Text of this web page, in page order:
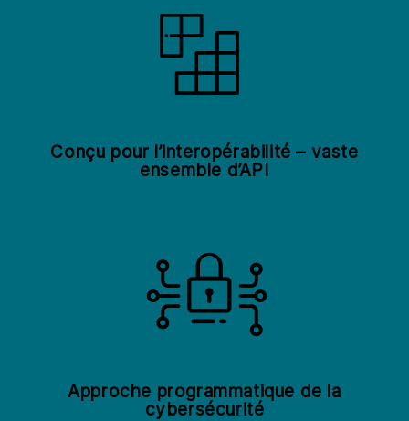
Conçu pour l’interopérabilité – vaste
ensemble d’API
Approche programmatique de la
cybersécurité